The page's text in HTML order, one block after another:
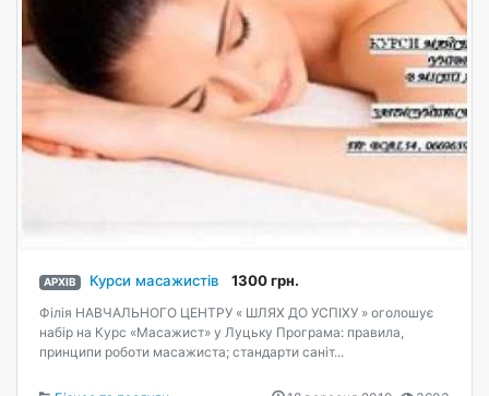
АРХІВ Курси масажистів 1300 грн.
Філія НАВЧАЛЬНОГО ЦЕНТРУ « ШЛЯХ ДО УСПІХУ » оголошує
набір на Курс «Масажист» у Луцьку Програма: правила,
принципи роботи масажиста; стандарти саніт...